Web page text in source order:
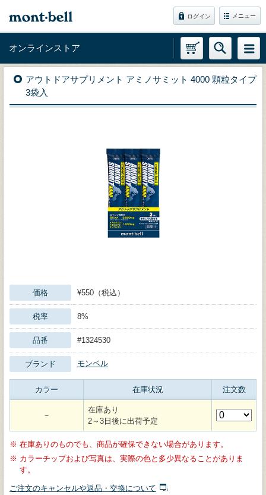
ログイン メニュー
オンラインストア
アウトドアサプリメント アミノサミット 4000 顆粒タイプ
3袋入
価格 ¥550（税込）
税率 8%
品番 #1324530
ブランド モンベル
カラー 在庫状況 注文数
－
在庫あり
2～3日後に出荷予定
※ 在庫ありのものでも、商品が確保できない場合があります。
※ カラーチップおよび写真は、実際の色と多少異なることがありま
す。
ご注文のキャンセルや返品・交換について